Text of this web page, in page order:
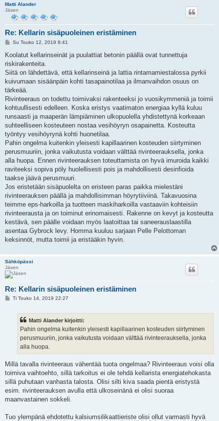
Matti Alander
Jäsen
Re: Kellarin sisäpuoleinen eristäminen
V
e
t
i
Su Touko 12, 2019 8:41
Koolatut kellarinseinät ja puulattiat betonin päällä ovat tunnettuja
riskirakenteita.
Siitä on lähdettävä, että kellarinseinä ja lattia rintamamiestalossa pyrkii
kuivumaan sisäänpäin kohti tasapainotilaa ja ilmanvaihdon osuus on
tärkeää.
Rivinteeraus on todettu toimivaksi rakenteeksi jo vuosikymmeniä ja toimii
kohtuullisesti edelleen. Koska eristys vaatimaton energiaa kyllä kuluu
runsaasti ja maaperän lämpiäminen ulkopuolella yhdistettynä korkeaan
suhteelliseen kosteuteen nostaa vesihöyryn osapainetta. Kosteutta
työntyy vesihöyrynä kohti huonetilaa.
Pahin ongelma kuitenkin yleisesti kapillaarinen kosteuden siirtyminen
perusmuuriin, jonka vaikutusta voidaan välttää rivinteerauksella, jonka
alla huopa. Ennen rivinteerauksen toteuttamista on hyvä imuroida kaikki
raviteeksi sopiva pöly huolellisesti pois ja mahdollisesti desinfioida
taakse jäävä perusmuuri.
Jos eristetään sisäpuolelta on eristeen paras paikka mielestäni
rivinteerauksen päällä ja mahdollisimman höyrytiiviinä. Takavuosina
teimme eps-harkoilla ja tuotteen maskiharkoilla vastaaviin kohteisiin
rivinteerausta ja on toiminut erinomaisesti. Rakenne on kevyt ja kosteutta
kestävä, sen päälle voidaan myös laatoittaa tai saneerauslaastilla
asentaa Gybrock levy. Homma kuuluu sarjaan Pelle Pelottoman
keksinnöt, mutta toimii ja eristääkin hyvin.
Sähköpässi
Jäsen
Re: Kellarin sisäpuoleinen eristäminen
VTi Touko 14, 2019 22:27
Matti Alander kirjoitti:
Pahin ongelma kuitenkin yleisesti kapillaarinen kosteuden siirtyminen
perusmuuriin, jonka vaikutusta voidaan välttää rivinteerauksella, jonka
alla huopa.
Millä tavalla rivinteeraus vähentää tuota ongelmaa? Rivinteeraus voisi olla
toimiva vaihtoehto, sillä tarkoitus ei ole tehdä kellarista energiatehokasta
sillä puhutaan vanhasta talosta. Olisi silti kiva saada pientä eristystä
esim. rivinteerauksen avulla että ulkoseinänä ei olisi suoraa
maanvastainen sokkeli.
Tuo ylempänä ehdotettu kalsiumsilikaattieriste olisi ollut varmasti hyvä